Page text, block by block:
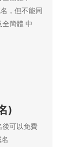
，但不能同
簡體 中
)
可以免費